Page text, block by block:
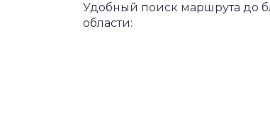
Удобный поиск маршрута до
области: